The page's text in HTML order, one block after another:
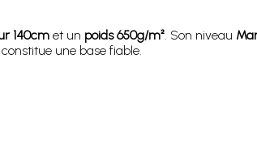
140cmet un poids 650g/m². Son niveau
une base fiable.